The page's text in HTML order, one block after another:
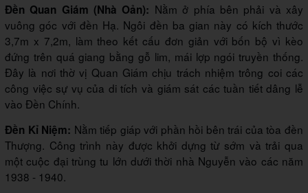
Đền Quan Giám (Nhà Oản): Nằm ở phía bên phải và xây
vuông góc với đền Hạ. Ngôi đền ba gian này có kích thước
3,7m x 7,2m, làm theo kết cấu đơn giản với bốn bộ vì kèo
đứng trên quá giang bằng gỗ lim, mái lợp ngói truyền thống.
Đây là nơi thờ vị Quan Giám chịu trách nhiệm trông coi các
công việc sự vụ của di tích và giám sát các tuần tiết dâng lễ
vào Đền Chính.
Đền Kỉ Niệm: Nằm tiếp giáp với phần hồi bên trái của tòa đền
Thượng. Công trình này được khởi dựng từ sớm và trải qua
một cuộc đại trùng tu lớn dưới thời nhà Nguyễn vào các năm
1938 - 1940.